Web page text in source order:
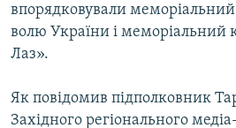
впорядковували
волю України і меморіальний
Лаз».
Як повідомив підполковник
Західного регіонального